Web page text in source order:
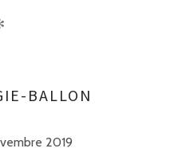
BALLON
2019